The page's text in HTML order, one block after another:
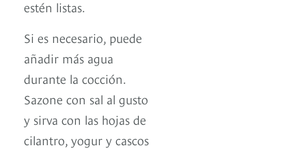
estén listas.
Si es necesario, puede
añadir más agua
durante la cocción.
Sazone con sal al gusto
y sirva con las hojas de
cilantro, yogur y cascos